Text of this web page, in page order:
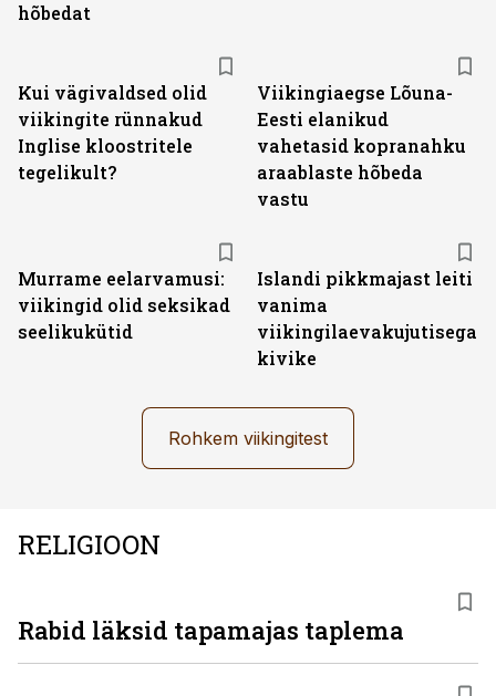
hõbedat
Kui vägivaldsed olid
viikingite rünnakud
Inglise kloostritele
tegelikult?
Viikingiaegse Lõuna-
Eesti elanikud
vahetasid kopranahku
araablaste hõbeda
vastu
Murrame eelarvamusi:
viikingid olid seksikad
seelikukütid
Islandi pikkmajast leiti
vanima
viikingilaevakujutisega
kivike
Rohkem viikingitest
RELIGIOON
Rabid läksid tapamajas taplema